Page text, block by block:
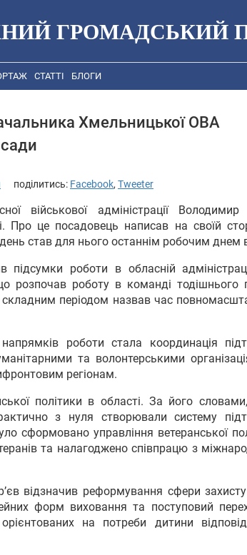
ГРОМАДСЬКИЙ
СТАТТІ БЛОГИ
Хмельницької ОВА
поділитись: Facebook, Tweeter
військової адміністрації
це посадовець написав на своїй
став для нього останнім робочим днем
роботи в обласній
розпочав роботу в команді тодішнього
періодом назвав час
роботи стала координація
та волонтерськими
регіонам.
політики в області. За його
з нуля створювали систему
сформовано управління ветеранської
та налагоджено співпрацю з
відзначив реформування сфери захисту
форм виховання та поступовий
на потреби дитини